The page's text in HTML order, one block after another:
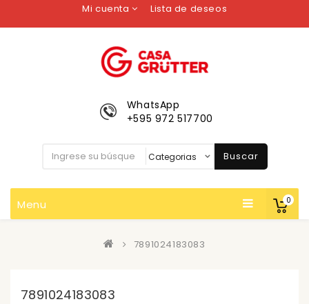
Mi cuenta Lista de deseos
0
WhatsApp
+595 972 517700
Buscar
Menu
7891024183083
7891024183083